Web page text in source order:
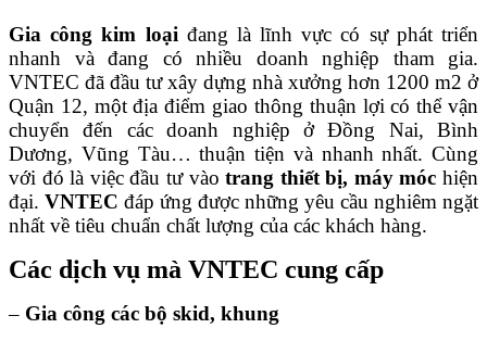
Gia công kim loại đang là lĩnh vực có sự phát triển
nhanh và đang có nhiều doanh nghiệp tham gia.
VNTEC đã đầu tư xây dựng nhà xưởng hơn 1200 m2 ở
Quận 12, một địa điểm giao thông thuận lợi có thể vận
chuyển đến các doanh nghiệp ở Đồng Nai, Bình
Dương, Vũng Tàu… thuận tiện và nhanh nhất. Cùng
với đó là việc đầu tư vàotrang thiết bị, máy móc hiện
đại. VNTEC đáp ứng được những yêu cầu nghiêm ngặt
nhất về tiêu chuẩn chất lượng của các khách hàng.
Các dịch vụ mà VNTEC cung cấp
– Gia công các bộ skid, khung